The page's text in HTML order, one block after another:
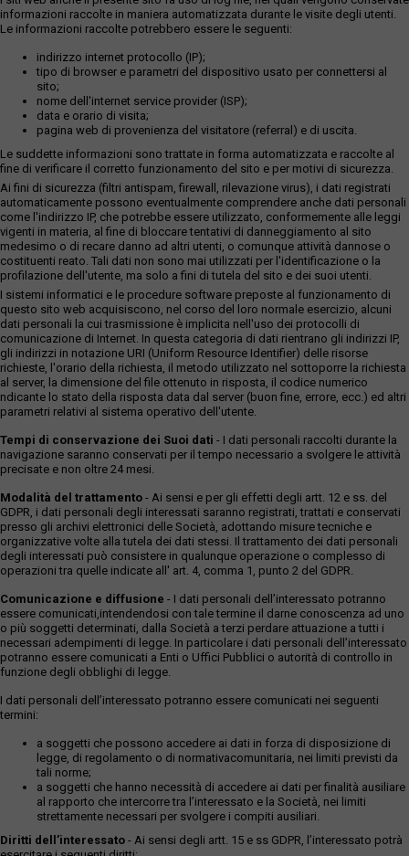
informazioni raccolte in maniera automatizzata durante le visite degli utenti.
Le informazioni raccolte potrebbero essere le seguenti:
indirizzo internet protocollo (IP);
tipo di browser e parametri del dispositivo usato per connettersi al
sito;
nome dell'internet service provider (ISP);
data e orario di visita;
pagina web di provenienza del visitatore (referral) e di uscita.
Le suddette informazioni sono trattate in forma automatizzata e raccolte al
fine di verificare il corretto funzionamento del sito e per motivi di sicurezza.
Ai fini di sicurezza (filtri antispam, firewall, rilevazione virus), i dati registrati
automaticamente possono eventualmente comprendere anche dati personali
come l'indirizzo IP, che potrebbe essere utilizzato, conformemente alle leggi
vigenti in materia, al fine di bloccare tentativi di danneggiamento al sito
medesimo o di recare danno ad altri utenti, o comunque attività dannose o
costituenti reato. Tali dati non sono mai utilizzati per l'identificazione o la
profilazione dell'utente, ma solo a fini di tutela del sito e dei suoi utenti.
I sistemi informatici e le procedure software preposte al funzionamento di
questo sito web acquisiscono, nel corso del loro normale esercizio, alcuni
dati personali la cui trasmissione è implicita nell'uso dei protocolli di
comunicazione di Internet. In questa categoria di dati rientrano gli indirizzi IP,
gli indirizzi in notazione URI (Uniform Resource Identifier) delle risorse
richieste, l'orario della richiesta, il metodo utilizzato nel sottoporre la richiesta
al server, la dimensione del file ottenuto in risposta, il codice numerico
ndicante lo stato della risposta data dal server (buon fine, errore, ecc.) ed altri
parametri relativi al sistema operativo dell'utente.
Tempi di conservazione dei Suoi dati - I dati personali raccolti durante la
navigazione saranno conservati per il tempo necessario a svolgere le attività
precisate e non oltre 24 mesi.
Modalità del trattamento - Ai sensi e per gli effetti degli artt. 12 e ss. del
GDPR, i dati personali degli interessati saranno registrati, trattati e conservati
presso gli archivi elettronici delle Società, adottando misure tecniche e
organizzative volte alla tutela dei dati stessi. Il trattamento dei dati personali
degli interessati può consistere in qualunque operazione o complesso di
operazioni tra quelle indicate all' art. 4, comma 1, punto 2 del GDPR.
Comunicazione e diffusione - I dati personali dell’interessato potranno
essere comunicati,intendendosi con tale termine il darne conoscenza ad uno
o più soggetti determinati, dalla Società a terzi perdare attuazione a tutti i
necessari adempimenti di legge. In particolare i dati personali dell’interessato
potranno essere comunicati a Enti o Uffici Pubblici o autorità di controllo in
funzione degli obblighi di legge.
I dati personali dell’interessato potranno essere comunicati nei seguenti
termini:
a soggetti che possono accedere ai dati in forza di disposizione di
legge, di regolamento o di normativacomunitaria, nei limiti previsti da
tali norme;
a soggetti che hanno necessità di accedere ai dati per finalità ausiliare
al rapporto che intercorre tra l’interessato e la Società, nei limiti
strettamente necessari per svolgere i compiti ausiliari.
Diritti dell’interessato - Ai sensi degli artt. 15 e ss GDPR, l’interessato potrà